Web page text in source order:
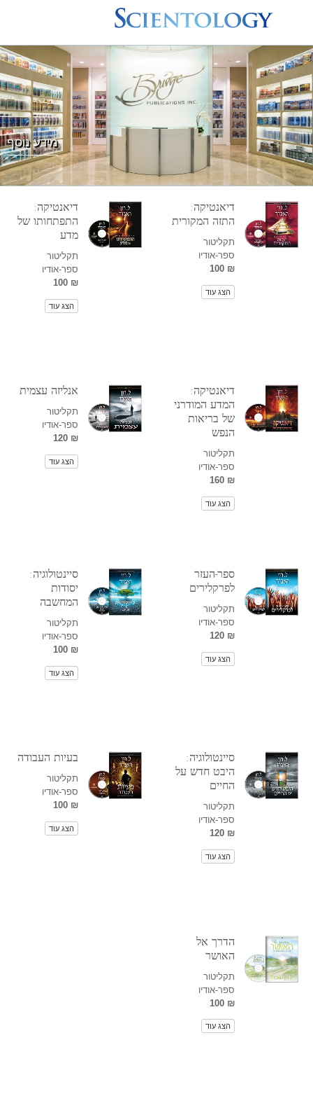
מידע נוסף
דיאנטיקה:
התזה המקורית
תקליטור
ספר-אודיו
₪ 100
הצג עוד
דיאנטיקה:
התפתחותו של
מדע
תקליטור
ספר-אודיו
₪ 100
הצג עוד
דיאנטיקה:
המדע המודרני
של בריאות
הנפש
תקליטור
ספר-אודיו
₪ 160
הצג עוד
אנליזה עצמית
תקליטור
ספר-אודיו
₪ 120
הצג עוד
ספר-העזר
לפרקלירים
תקליטור
ספר-אודיו
₪ 120
הצג עוד
סיינטולוגיה:
יסודות
המחשבה
תקליטור
ספר-אודיו
₪ 100
הצג עוד
סיינטולוגיה:
היבט חדש על
החיים
תקליטור
ספר-אודיו
₪ 120
הצג עוד
בעיות העבודה
תקליטור
ספר-אודיו
₪ 100
הצג עוד
הדרך אל
האושר
תקליטור
ספר-אודיו
₪ 100
הצג עוד